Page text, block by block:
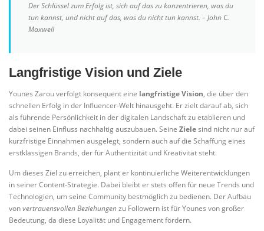
Der Schlüssel zum Erfolg ist, sich auf das zu konzentrieren, was du
tun kannst, und nicht auf das, was du nicht tun kannst. – John C.
Maxwell
Langfristige Vision und Ziele
Younes Zarou verfolgt konsequent eine langfristige Vision, die über den
schnellen Erfolg in der Influencer-Welt hinausgeht. Er zielt darauf ab, sich
als führende Persönlichkeit in der digitalen Landschaft zu etablieren und
dabei seinen Einfluss nachhaltig auszubauen. Seine Zielesind nicht nur auf
kurzfristige Einnahmen ausgelegt, sondern auch auf die Schaffung eines
erstklassigen Brands, der für Authentizität und Kreativität steht.
Um dieses Ziel zu erreichen, plant er kontinuierliche Weiterentwicklungen
in seiner Content-Strategie. Dabei bleibt er stets offen für neue Trends und
Technologien, um seine Community bestmöglich zu bedienen. Der Aufbau
vonvertrauensvollen Beziehungenzu Followern ist für Younes von großer
Bedeutung, da diese Loyalität und Engagement fördern.